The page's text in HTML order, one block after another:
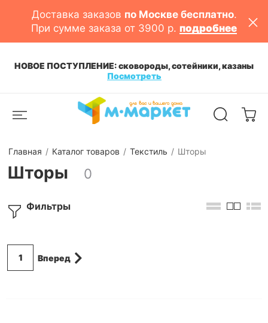
Доставка заказов по Москве бесплатно.
При сумме заказа от 3900 р. подробнее
НОВОЕ ПОСТУПЛЕНИЕ: сковороды, сотейники, казаны
Посмотреть
Главная Каталог товаров Текстиль Шторы
Шторы 0
Фильтры
1 Вперед